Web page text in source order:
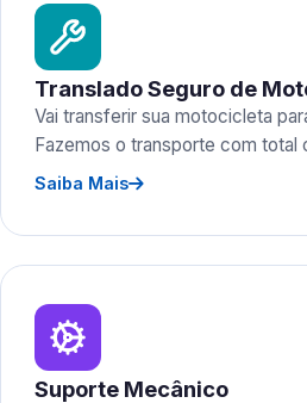
Translado Seguro de
Vai transferir sua motocicleta
Fazemos o transporte com total
Saiba Mais
Suporte Mecânico